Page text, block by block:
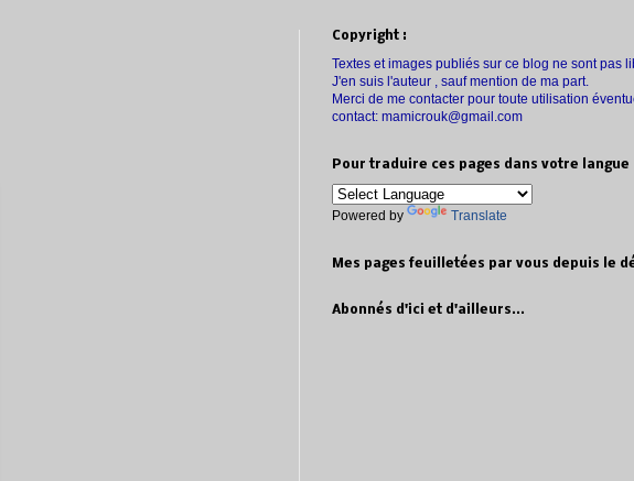
Copyright :
Textes et images publiés sur ce blog ne sont pas
J'en suis l'auteur , sauf mention de ma part.
Merci de me contacter pour toute utilisation
contact: mamicrouk@gmail.com
Pour traduire ces pages dans votre langue
Powered by Translate
Mes pages feuilletées par vous depuis le
Abonnés d'ici et d'ailleurs...